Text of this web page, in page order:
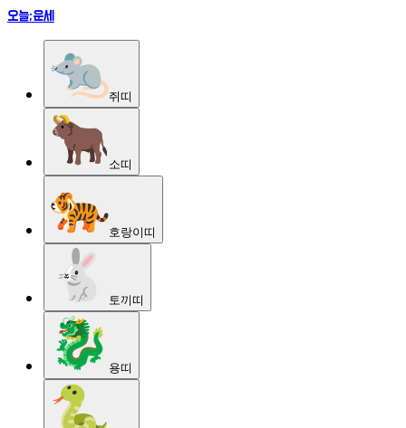
오늘;운세
쥐띠
소띠
호랑이띠
토끼띠
용띠